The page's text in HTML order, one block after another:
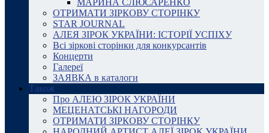
МАРИНА СЛЮСАРЕНКО
ОТРИМАТИ ЗІРКОВУ СТОРІНКУ
STAR JOURNAL
АЛЕЯ ЗІРОК УКРАЇНИ: ІСТОРІЇ УСПІХУ
Всі зіркові сторінки для конкурсантів
Концерти
Галереї
ЗАЯВКА в каталоги
Також
Про АЛЕЮ ЗІРОК УКРАЇНИ
МЕЦЕНАТСЬКІ НАГОРОДИ
ОТРИМАТИ ЗІРКОВУ СТОРІНКУ